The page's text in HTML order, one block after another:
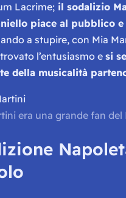
Lacrime; il sodalizio
piace al pubblico
a stupire, con Mia
l’entusiasmo e si
della musicalità
era una grande fan del